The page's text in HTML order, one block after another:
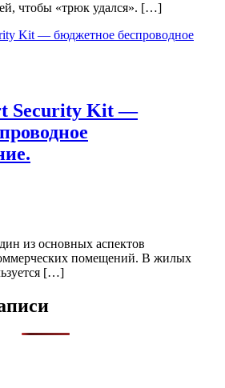
чтобы «трюк удался». […]
Security Kit —
из основных аспектов
помещений. В жилых
[…]